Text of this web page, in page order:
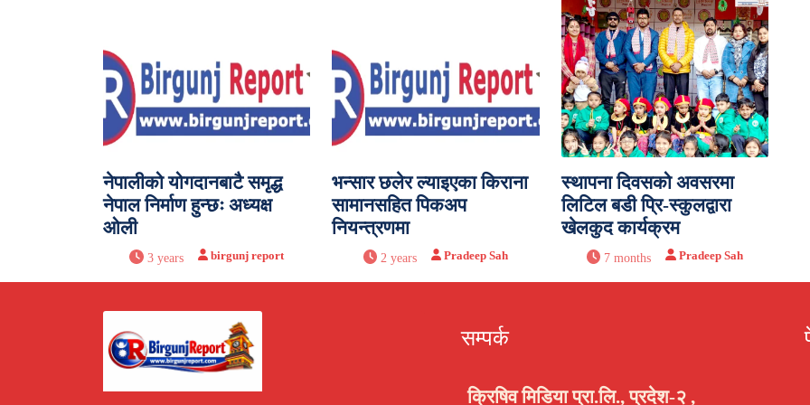
नेपालीको योगदानबाटै समृद्ध
नेपाल निर्माण हुन्छः अध्यक्ष
ओली
3 years birgunj report
भन्सार छलेर ल्याइएका किराना
सामानसहित पिकअप
नियन्त्रणमा
2 years Pradeep Sah
स्थापना दिवसको अवसरमा
लिटिल बडी प्रि-स्कुलद्वारा
खेलकुद कार्यक्रम
7 months Pradeep Sah
सम्पर्क
क्रिषिव मिडिया प्रा.लि., प्रदेश-२ ,